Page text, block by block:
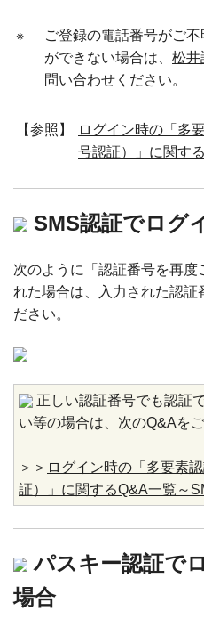
※
ご登録の電話番号がご
ができない場合は、 松井
問い合わせください。
【参照】
ログイン時の「多
号認証）」に関す
SMS認証でログ
次のように「認証番号を再度
れた場合は、入力された認証
ださい。
正しい認証番号でも認証
い等の場合は、次のQ&Aを
＞＞ ログイン時の「多要素
証）」に関するQ&A一覧～
パスキー認証で
場合